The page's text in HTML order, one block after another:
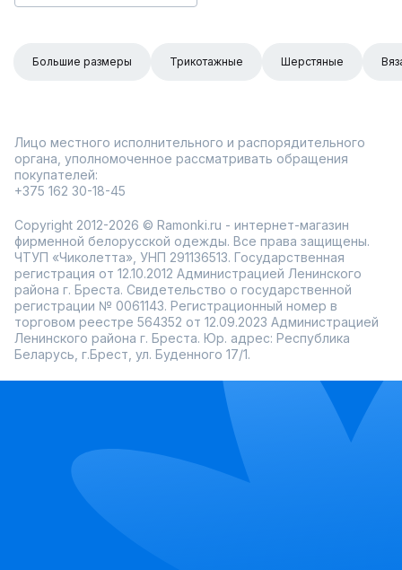
Большие размеры Трикотажные Шерстяные
Лицо местного исполнительного и распорядительного
органа, уполномоченное рассматривать обращения
покупателей:
+375 162 30-18-45
Copyright 2012-2026 © Ramonki.ru - интернет-магазин
фирменной белорусской одежды. Все права защищены.
ЧТУП «Чиколетта», УНП 291136513. Государственная
регистрация от 12.10.2012 Администрацией Ленинского
района г. Бреста. Свидетельство о государственной
регистрации № 0061143. Регистрационный номер в
торговом реестре 564352 от 12.09.2023 Администрацией
Ленинского района г. Бреста. Юр. адрес: Республика
Беларусь, г.Брест, ул. Буденного 17/1.